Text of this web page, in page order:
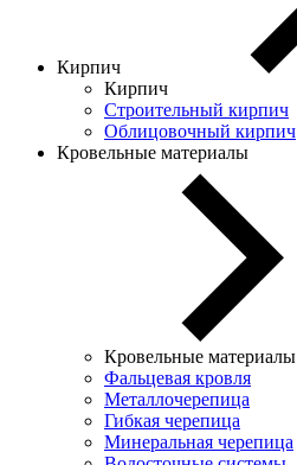
Кирпич
Кирпич
Строительный кирпич
Облицовочный кирпич
Кровельные материалы
Кровельные материалы
Фальцевая кровля
Металлочерепица
Гибкая черепица
Минеральная черепица